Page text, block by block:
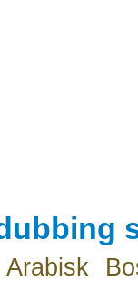
Arabisk